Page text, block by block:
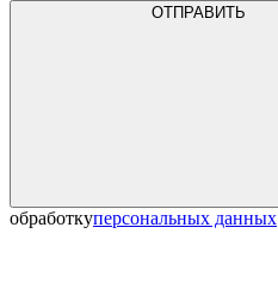
ОТПРАВИТЬ
обработкуперсональных данных